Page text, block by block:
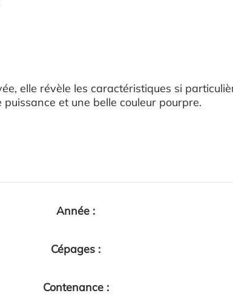
elle révèle les caractéristiques si
et une belle couleur pourpre.
Année :
Cépages :
Contenance :